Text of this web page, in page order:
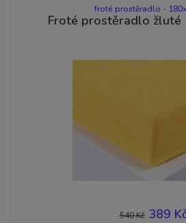
froté prostěradlo -
Froté prostěradlo
540 Kč389